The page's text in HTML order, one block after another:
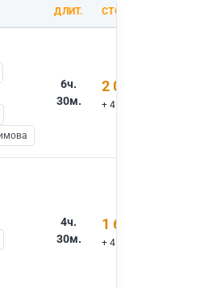
ДЛИТ. СТОИМОСТЬ
6ч.
30м.
2 000 ₽
+ 450 ₽ вх.билеты
4ч.
30м.
1 600 ₽
+ 450 ₽ вх.билеты